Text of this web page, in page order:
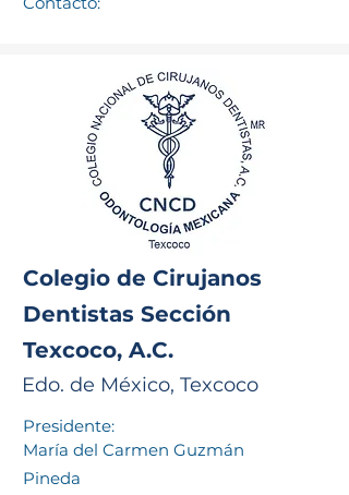
Colegio de Cirujanos
Dentistas Sección
Texcoco, A.C.
Edo. de México, Texcoco
Presidente:
María del Carmen Guzmán
Pineda